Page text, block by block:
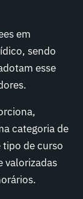
em
sendo
esse
categoria de
tipo de curso
valorizadas